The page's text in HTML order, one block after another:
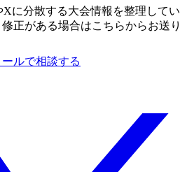
に分散する大会情報を整理してい
正がある場合はこちらからお送り
ールで相談する